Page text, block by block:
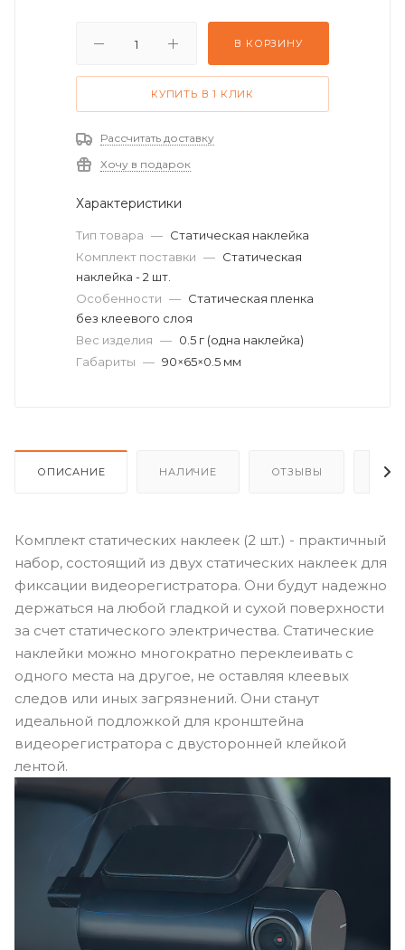
В КОРЗИНУ
КУПИТЬ В 1 КЛИК
Рассчитать доставку
Хочу в подарок
Характеристики
Тип товара — Статическая наклейка
Комплект поставки — Статическая
наклейка - 2 шт.
Особенности — Статическая пленка
без клеевого слоя
Вес изделия — 0.5 г (одна наклейка)
Габариты — 90×65×0.5 мм
ОПИСАНИЕ НАЛИЧИЕ ОТЗЫВЫ
Комплект статических наклеек (2 шт.) - практичный
набор, состоящий из двух статических наклеек для
фиксации видеорегистратора. Они будут надежно
держаться на любой гладкой и сухой поверхности
за счет статического электричества. Статические
наклейки можно многократно переклеивать с
одного места на другое, не оставляя клеевых
следов или иных загрязнений. Они станут
идеальной подложкой для кронштейна
видеорегистратора с двусторонней клейкой
лентой.